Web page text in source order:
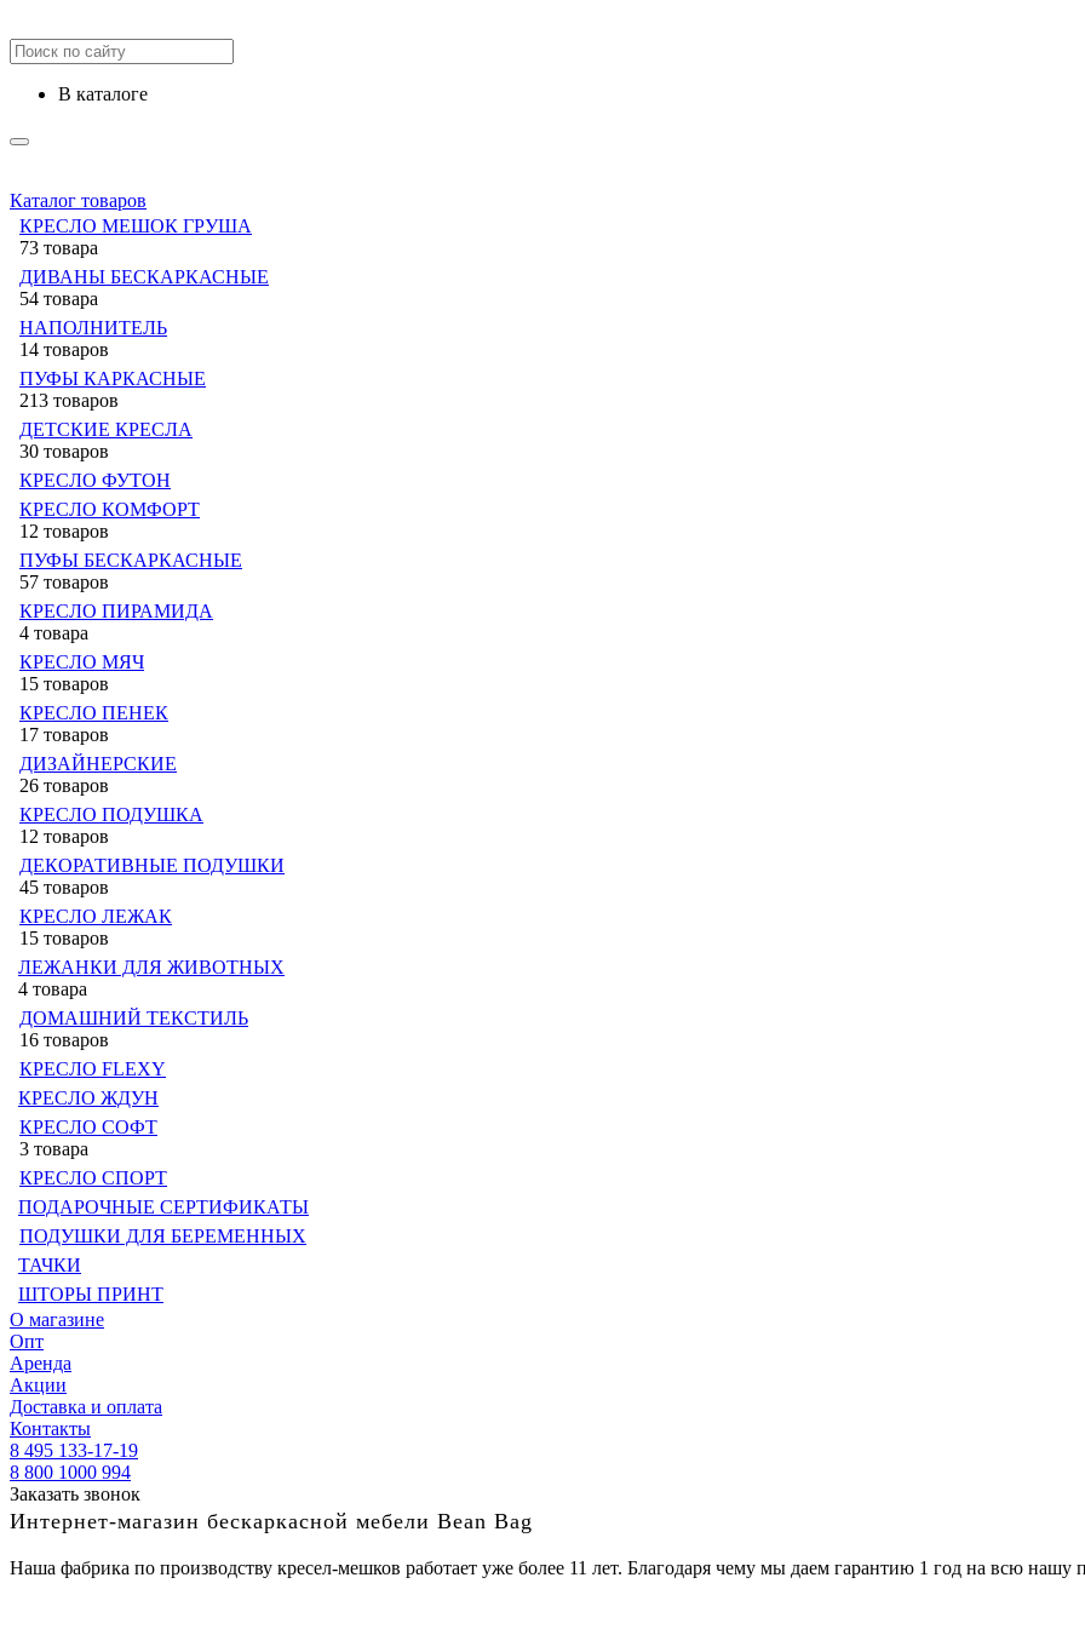
в каталоге
Каталог товаров
КРЕСЛО МЕШОК ГРУША
73 товара
ДИВАНЫ БЕСКАРКАСНЫЕ
54 товара
НАПОЛНИТЕЛЬ
14 товаров
ПУФЫ КАРКАСНЫЕ
213 товаров
ДЕТСКИЕ КРЕСЛА
30 товаров
КРЕСЛО ФУТОН
КРЕСЛО КОМФОРТ
12 товаров
ПУФЫ БЕСКАРКАСНЫЕ
57 товаров
КРЕСЛО ПИРАМИДА
4 товара
КРЕСЛО МЯЧ
15 товаров
КРЕСЛО ПЕНЕК
17 товаров
ДИЗАЙНЕРСКИЕ
26 товаров
КРЕСЛО ПОДУШКА
12 товаров
ДЕКОРАТИВНЫЕ ПОДУШКИ
45 товаров
КРЕСЛО ЛЕЖАК
15 товаров
ЛЕЖАНКИ ДЛЯ ЖИВОТНЫХ
4 товара
ДОМАШНИЙ ТЕКСТИЛЬ
16 товаров
КРЕСЛО FLEXY
КРЕСЛО ЖДУН
КРЕСЛО СОФТ
3 товара
КРЕСЛО СПОРТ
ПОДАРОЧНЫЕ СЕРТИФИКАТЫ
ПОДУШКИ ДЛЯ БЕРЕМЕННЫХ
ТАЧКИ
ШТОРЫ ПРИНТ
О магазине
Опт
Аренда
Акции
Доставка и оплата
Контакты
8 495 133-17-19
8 800 1000 994
Заказать звонок
Интернет-магазин бескаркасной мебели Bean Bag
Наша фабрика по производству кресел-мешков работает уже более 11 лет. Благодаря чему мы даем гарантию 1 год на всю нашу